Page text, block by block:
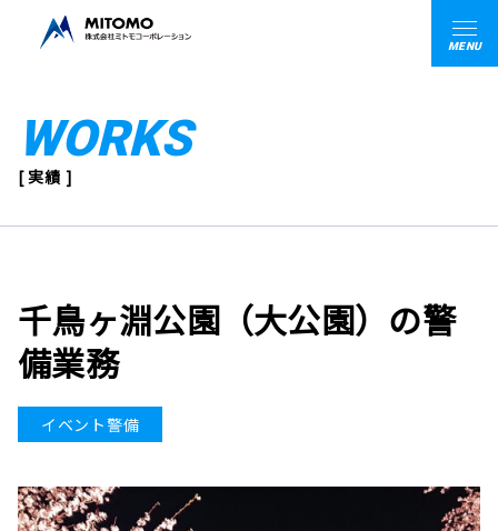
MENU
WORKS
[ 実績 ]
千鳥ヶ淵公園（大公園）の警
備業務
イベント警備